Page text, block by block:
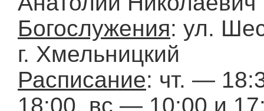
Богослужения: ул.
г. Хмельницкий
Расписание: чт. —
18:00, вс — 10:00 и